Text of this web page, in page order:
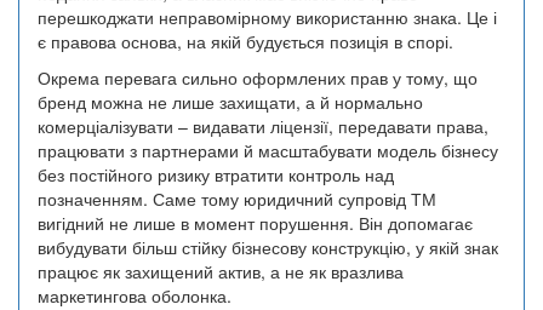
перешкоджати неправомірному використанню знака. Це і
є правова основа, на якій будується позиція в спорі.
Окрема перевага сильно оформлених прав у тому, що
бренд можна не лише захищати, а й нормально
комерціалізувати – видавати ліцензії, передавати права,
працювати з партнерами й масштабувати модель бізнесу
без постійного ризику втратити контроль над
позначенням. Саме тому юридичний супровід ТМ
вигідний не лише в момент порушення. Він допомагає
вибудувати більш стійку бізнесову конструкцію, у якій знак
працює як захищений актив, а не як вразлива
маркетингова оболонка.